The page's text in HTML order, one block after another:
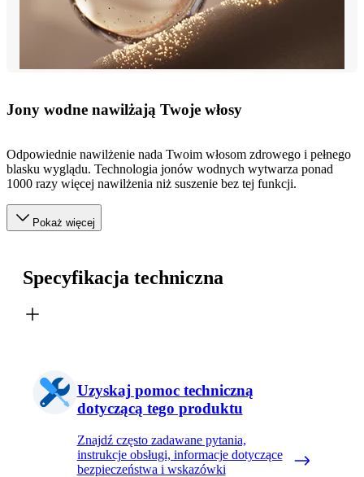
Jony wodne nawilżają Twoje włosy
Odpowiednie nawilżenie nada Twoim włosom zdrowego i pełnego
blasku wyglądu. Technologia jonów wodnych wytwarza ponad
1000 razy więcej nawilżenia niż suszenie bez tej funkcji.
Pokaż więcej
Specyfikacja techniczna
Uzyskaj pomoc techniczną
dotyczącą tego produktu
Znajdź często zadawane pytania,
instrukcje obsługi, informacje dotyczące
bezpieczeństwa i wskazówki